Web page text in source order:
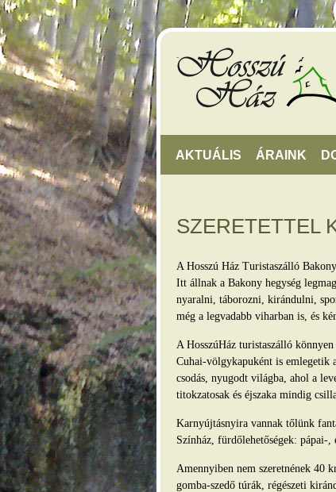
AKTUÁLIS ÁRAINK
SZERETETTEL
A Hosszú Ház Turistaszálló
Itt állnak a Bakony hegység
nyaralni, táborozni, kirándulni,
még a legvadabb viharban is, és
A HosszúHáz turistaszálló
Cuhai-völgykapuként is emlegetik
csodás, nyugodt világba, ahol a
titokzatosak és éjszaka mindig
Karnyújtásnyira vannak tőlünk
Színház, fürdőlehetőségek:
Amennyiben nem szeretnének 40
gomba-szedő túrák, régészeti